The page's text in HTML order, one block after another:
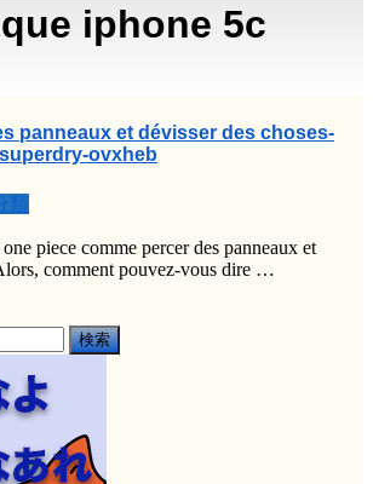
iphone 5c
panneaux et dévisser des choses-
ovxheb
類
piece comme percer des panneaux et
comment pouvez-vous dire …